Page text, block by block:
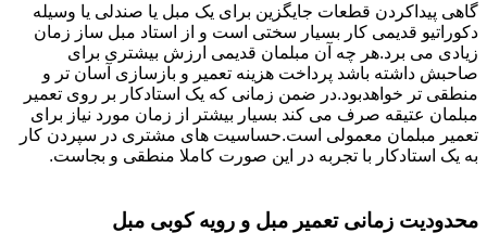
گاهی پیداکردن قطعات جایگزین برای یک مبل یا صندلی یا وسیله
دکوراتیو قدیمی کار بسیار سختی است و از استاد مبل ساز زمان
زیادی می برد.هر چه آن مبلمان قدیمی ارزش بیشتری برای
صاحبش داشته باشد پرداخت هزینه تعمیر و بازسازی آسان تر و
منطقی تر خواهدبود.در ضمن زمانی که یک استادکار بر روی تعمیر
مبلمان عتیقه صرف می کند بسیار بیشتر از زمان مورد نیاز برای
تعمیر مبلمان معمولی است.حساسیت های مشتری در سپردن کار
به یک استادکار با تجربه در این صورت کاملا منطقی و بجاست.
محدودیت زمانی تعمیر مبل و رویه کوبی مبل